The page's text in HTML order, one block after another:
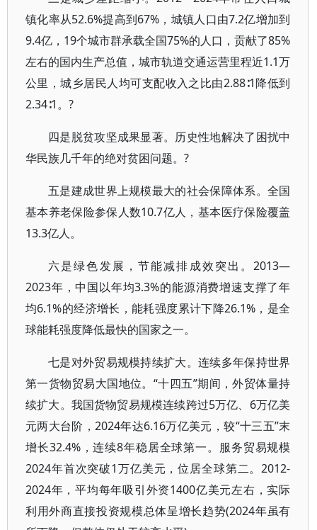
镇化率从52.6%提高到67%，城镇人口由7.2亿增加到
9.4亿，19个城市群承载全国75%的人口，贡献了85%
左右的国内生产总值，城市轨道交通运营里程近1.1万
公里，城乡居民人均可支配收入之比由2.88∶1降低到
2.34∶1。?
四是脱贫攻坚成果显著。历史性地解决了困扰中
华民族几千年的绝对贫困问题。?
五是建成世界上规模最大的社会保障体系。全国
基本养老保险参保人数10.7亿人，基本医疗保险覆盖
13.3亿人。
六是绿色发展，节能减排成效突出。2013—
2023年，中国以年均3.3%的能源消费增速支撑了年
均6.1%的经济增长，能耗强度累计下降26.1%，是全
球能耗强度降低最快的国家之一。
七是对外贸易规模持续扩大。连续多年保持世界
第一货物贸易大国地位。“十四五”期间，外贸体量持
续扩大。我国货物贸易规模连续跨过5万亿、6万亿美
元两大台阶，2024年达6.16万亿美元，较“十三五”末
增长32.4%，连续8年稳居全球第一。服务贸易规模
2024年首次突破1万亿美元，位居全球第二。2012-
2024年，平均每年吸引外资1400亿美元左右，实际
利用外商直接投资规模总体呈增长趋势(2024年虽有